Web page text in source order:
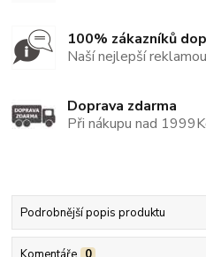
100% zákazníků
Naší nejlepší
Doprava zdarma
Při nákupu nad
Podrobnější popis produktu